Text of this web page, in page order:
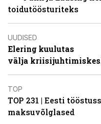
toidutöösturiteks
UUDISED
Elering kuulutas
välja
TOP
TOP 231 | Eesti
maksuvõlglased